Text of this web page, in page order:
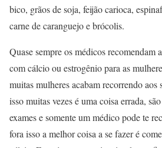
bico, grãos de soja, feijão carioca,
carne de caranguejo e brócolis.
Quase sempre os médicos recomendam
com cálcio ou estrogênio para as
muitas mulheres acabam recorrendo aos
isso muitas vezes é uma coisa errada,
exames e somente um médico pode te
fora isso a melhor coisa a se fazer é